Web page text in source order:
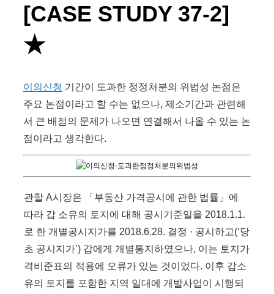
[CASE STUDY 37-2]
★
이의신청 기간이 도과한 정정처분의 위법성 논점은
주요 논점이라고 할 수는 없으나, 제소기간과 관련해
서 큰 배점의 문제가 나오면 연결해서 나올 수 있는 논
점이라고 생각한다.
관할 A시장은 「부동산 가격공시에 관한 법률」에
따라 갑 소유의 토지에 대해 공시기준일을 2018.1.1.
로 한 개별공시지가를 2018.6.28. 결정 · 공시하고(‘당
초 공시지가’) 갑에게 개별통지하였으나, 이는 토지가
격비준표의 적용에 오류가 있는 것이었다. 이후 갑소
유의 토지를 포함한 지역 일대에 개발사업이 시행되